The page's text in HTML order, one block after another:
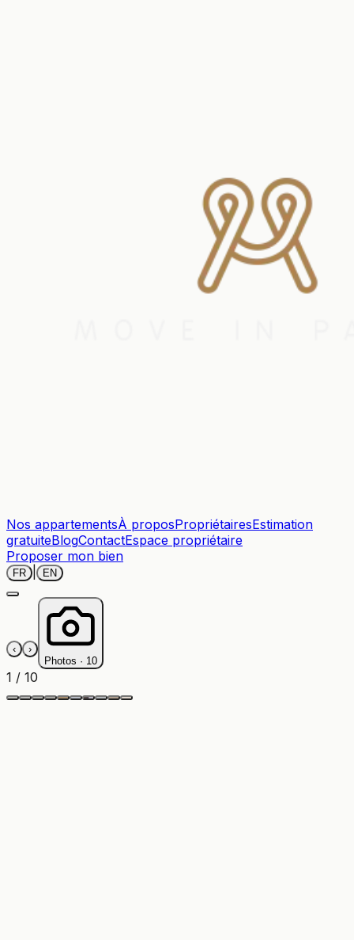
Nos appartementsÀ proposPropriétairesEstimation
gratuiteBlogContactEspace propriétaire
Proposer mon bien
FR EN
‹
›
Photos · 10
1 / 10